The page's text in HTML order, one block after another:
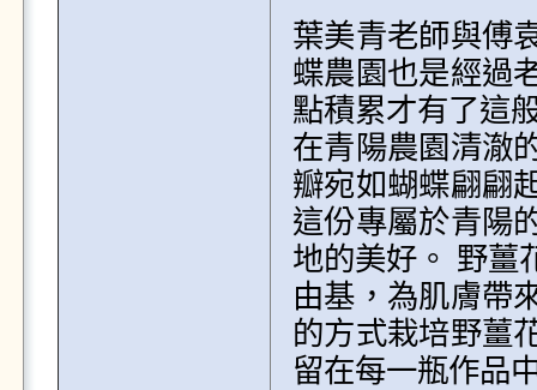
葉美青老師與傅
蝶農園也是經過
點積累才有了這
在青陽農園清澈
瓣宛如蝴蝶翩翩
這份專屬於青陽
地的美好。 野薑
由基，為肌膚帶
的方式栽培野薑
留在每一瓶作品